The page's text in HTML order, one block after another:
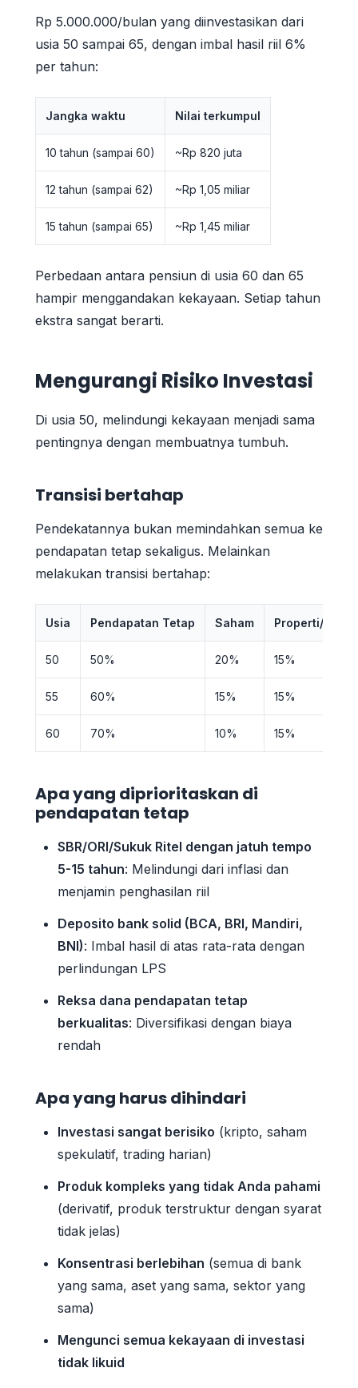
Rp 5.000.000/bulan yang diinvestasikan dari
usia 50 sampai 65, dengan imbal hasil riil 6%
per tahun:
Jangka waktu Nilai terkumpul
10 tahun (sampai 60) ~Rp 820 juta
12 tahun (sampai 62) ~Rp 1,05 miliar
15 tahun (sampai 65) ~Rp 1,45 miliar
Perbedaan antara pensiun di usia 60 dan 65
hampir menggandakan kekayaan. Setiap tahun
ekstra sangat berarti.
Mengurangi Risiko Investasi
Di usia 50, melindungi kekayaan menjadi sama
pentingnya dengan membuatnya tumbuh.
Transisi bertahap
Pendekatannya bukan memindahkan semua ke
pendapatan tetap sekaligus. Melainkan
melakukan transisi bertahap:
Usia Pendapatan Tetap Saham Properti/DIRE
50 50% 20% 15%
55 60% 15% 15%
60 70% 10% 15%
Apa yang diprioritaskan di
pendapatan tetap
SBR/ORI/Sukuk Ritel dengan jatuh tempo
5-15 tahun: Melindungi dari inflasi dan
menjamin penghasilan riil
Deposito bank solid (BCA, BRI, Mandiri,
BNI): Imbal hasil di atas rata-rata dengan
perlindungan LPS
Reksa dana pendapatan tetap
berkualitas: Diversifikasi dengan biaya
rendah
Apa yang harus dihindari
Investasi sangat berisiko (kripto, saham
spekulatif, trading harian)
Produk kompleks yang tidak Anda pahami
(derivatif, produk terstruktur dengan syarat
tidak jelas)
Konsentrasi berlebihan (semua di bank
yang sama, aset yang sama, sektor yang
sama)
Mengunci semua kekayaan di investasi
tidak likuid